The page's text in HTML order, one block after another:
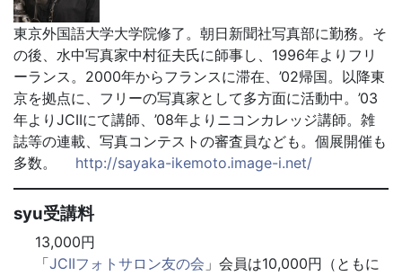
東京外国語大学大学院修了。朝日新聞社写真部に勤務。そ
の後、水中写真家中村征夫氏に師事し、1996年よりフリ
ーランス。2000年からフランスに滞在、’02帰国。以降東
京を拠点に、フリーの写真家として多方面に活動中。’03
年よりJCIIにて講師、’08年よりニコンカレッジ講師。雑
誌等の連載、写真コンテストの審査員なども。個展開催も
多数。 http://sayaka-ikemoto.image-i.net/
syu受講料
13,000円
「JCIIフォトサロン友の会 」会員は10,000円（ともに